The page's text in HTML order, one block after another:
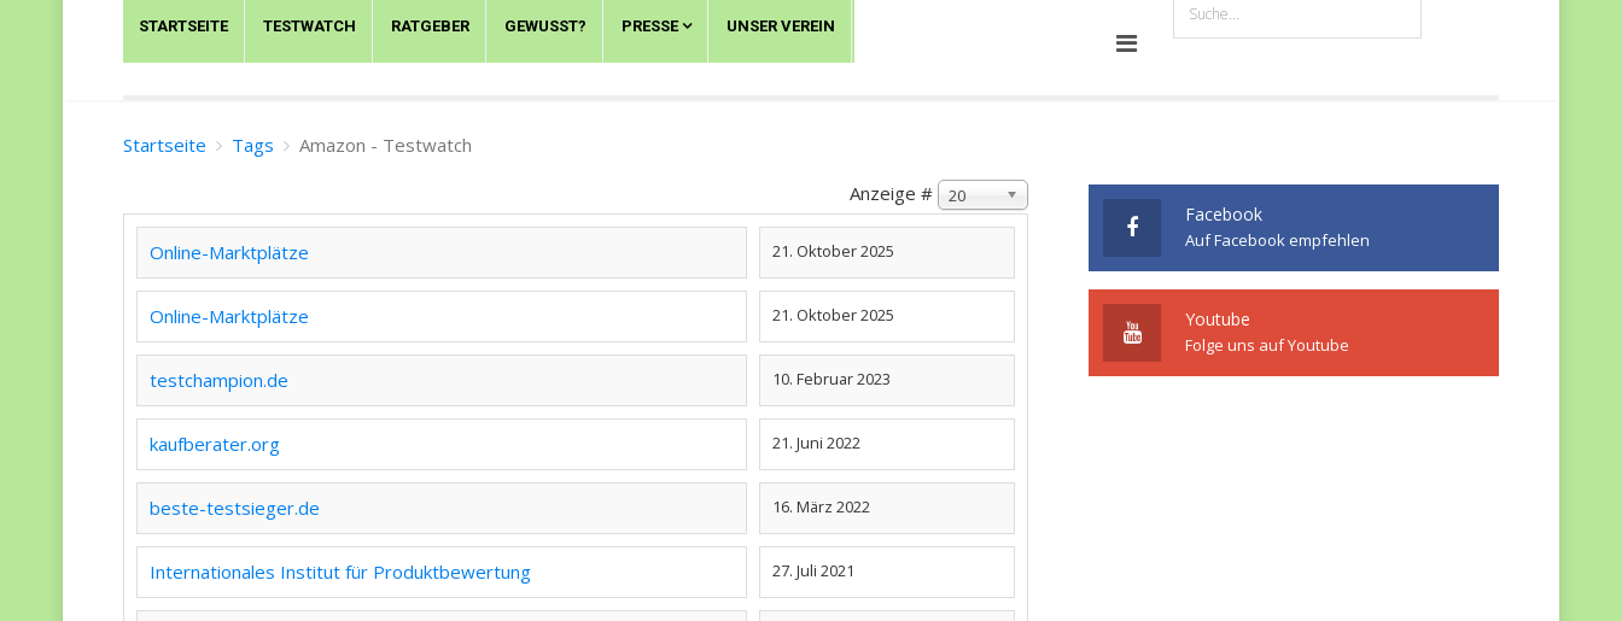
STARTSEITE TESTWATCH RATGEBER GEWUSST? PRESSE UNSER VEREIN
Startseite Tags
Amazon - Testwatch
Anzeige #
20
Online-Marktplätze 21. Oktober 2025
Online-Marktplätze 21. Oktober 2025
testchampion.de 10. Februar 2023
kaufberater.org 21. Juni 2022
beste-testsieger.de 16. März 2022
Internationales Institut für Produktbewertung 27. Juli 2021
Facebook
Auf Facebook empfehlen
Youtube
Folge uns auf Youtube